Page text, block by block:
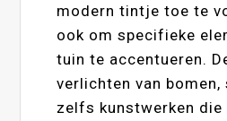
modern tintje toe te
ook om specifieke
tuin te accentueren.
verlichten van
zelfs kunstwerken